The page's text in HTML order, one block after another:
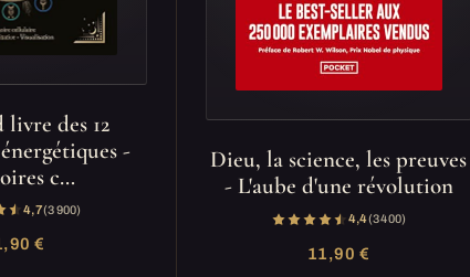
livre des 12
-
c…
4,7(3 900)
€
Dieu, la science, les preuves
- L'aube d'une révolution
4,4(3 400)
11,90 €